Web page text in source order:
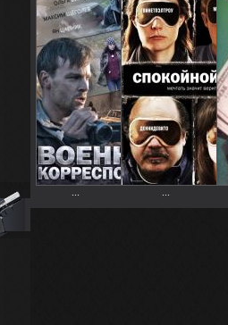
... ...